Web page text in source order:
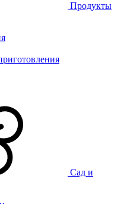
Продукты
Сад и